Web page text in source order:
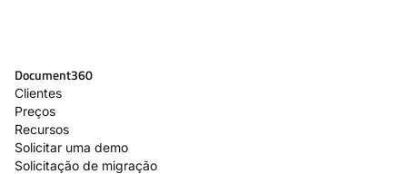
Document360
Clientes
Preços
Recursos
Solicitar uma demo
Solicitação de migração